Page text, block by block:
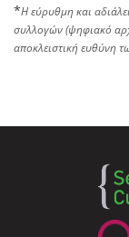
*Η εύρυθμη και
συλλογών (ψηφιακό
αποκλειστική ευθύνη